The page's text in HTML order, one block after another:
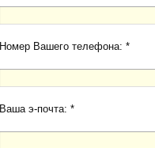
Номер Вашего телефона: *
Ваша э-почта: *